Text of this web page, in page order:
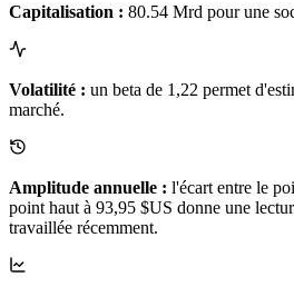
Capitalisation : 80.54 Mrd pour une
Volatilité : un beta de 1,22 permet
marché.
Amplitude annuelle : l'écart entre le
point haut à 93,95 $US donne une
travaillée récemment.